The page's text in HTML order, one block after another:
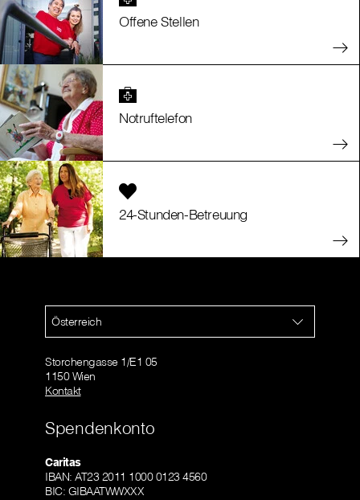
Offene Stellen
Notruftelefon
24-Stunden-Betreuung
Österreich
Storchengasse 1/E1 05
1150 Wien
Kontakt
Spendenkonto
Caritas
IBAN: AT23 2011 1000 0123 4560
BIC: GIBAATWWXXX